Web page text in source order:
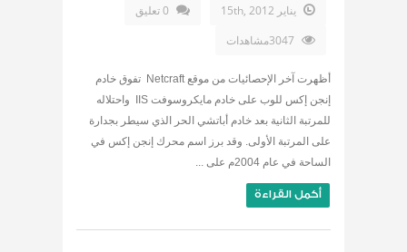
يناير 15th, 2012
0 تعليق
أظهرت آخر الإحصائيات من موقع Netcraft تفوق خادم
إنجن إكس للوب على خادم مايكروسوفت IIS واحتلاله
للمرتبة الثانية بعد خادم أباتشي الحر الذي سيطر بجدارة
على المرتبة الأولى. وقد برز اسم محرك إنجن إكس في
الساحة في عام 2004م على ...
أكمل القراءة